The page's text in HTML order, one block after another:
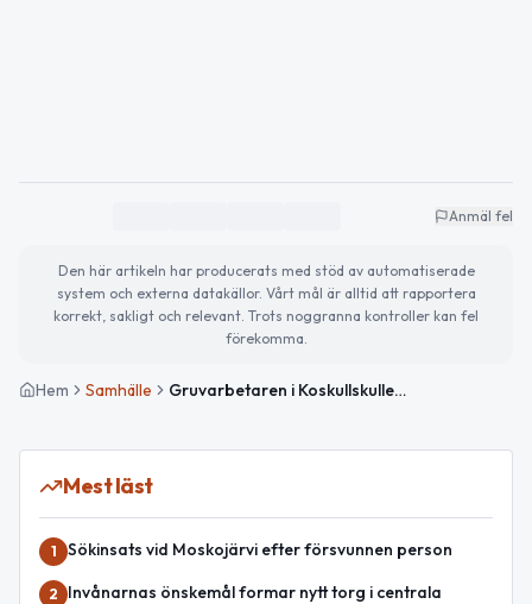
Anmäl fel
Den här artikeln har producerats med stöd av automatiserade
system och externa datakällor. Vårt mål är alltid att rapportera
korrekt, sakligt och relevant. Trots noggranna kontroller kan fel
förekomma.
Hem Samhälle Gruvarbetaren i Koskullskulle – vår lokala symbol genom förändring
Mest läst
1 Sökinsats vid Moskojärvi efter försvunnen person
2
Invånarnas önskemål formar nytt torg i centrala